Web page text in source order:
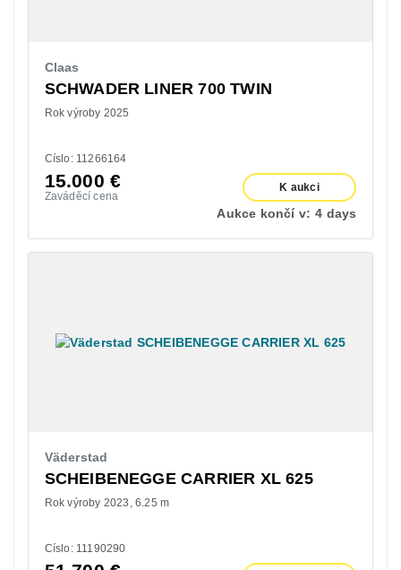
Claas
SCHWADER LINER 700 TWIN
Rok výroby 2025
Císlo: 11266164
15.000 €
Zaváděcí cena
K aukci
Aukce končí v: 4 days
Väderstad
SCHEIBENEGGE CARRIER XL 625
Rok výroby 2023 6.25 m
Císlo: 11190290